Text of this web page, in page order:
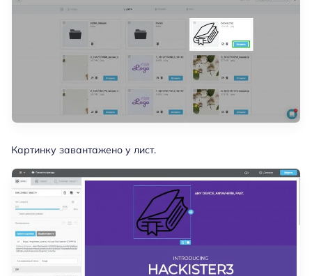
Картинку завантажено у лист.